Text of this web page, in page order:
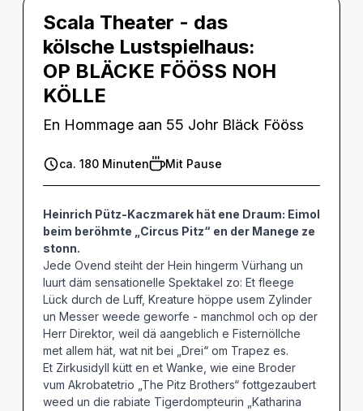
Scala Theater - das
kölsche Lustspielhaus:
OP BLÄCKE FÖÖSS NOH
KÖLLE
En Hommage aan 55 Johr Bläck Fööss
ca. 180 Minuten Mit Pause
Heinrich Pütz-Kaczmarek hät ene Draum: Eimol
beim beröhmte „Circus Pitz“ en der Manege ze
stonn.
Jede Ovend steiht der Hein hingerm Vürhang un
luurt däm sensationelle Spektakel zo: Et fleege
Lück durch de Luff, Kreature höppe usem Zylinder
un Messer weede geworfe - manchmol och op der
Herr Direktor, weil dä aangeblich e Fisternöllche
met allem hät, wat nit bei „Drei“ om Trapez es.
Et Zirkusidyll kütt en et Wanke, wie eine Broder
vum Akrobatetrio „The Pitz Brothers“ fottgezaubert
weed un die rabiate Tigerdompteurin „Katharina